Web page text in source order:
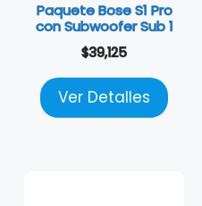
Paquete Bose S1 Pro
con Subwoofer Sub 1
$39,125
Ver Detalles